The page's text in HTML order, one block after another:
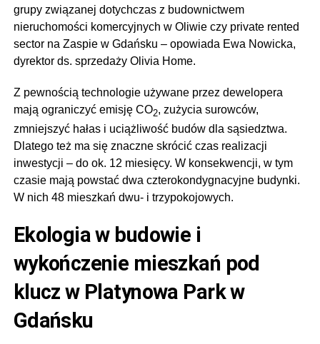
grupy związanej dotychczas z budownictwem
nieruchomości komercyjnych w Oliwie czy private rented
sector na Zaspie w Gdańsku – opowiada Ewa Nowicka,
dyrektor ds. sprzedaży Olivia Home.
Z pewnością technologie używane przez dewelopera
mają ograniczyć emisję CO2, zużycia surowców,
zmniejszyć hałas i uciążliwość budów dla sąsiedztwa.
Dlatego też ma się znaczne skrócić czas realizacji
inwestycji – do ok. 12 miesięcy. W konsekwencji, w tym
czasie mają powstać dwa czterokondygnacyjne budynki.
W nich 48 mieszkań dwu- i trzypokojowych.
Ekologia w budowie i
wykończenie mieszkań pod
klucz w Platynowa Park w
Gdańsku